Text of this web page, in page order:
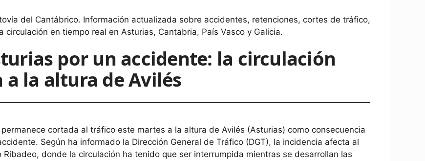
del Cantábrico. Información actualizada sobre accidentes, retenciones, cortes de tráfico,
en tiempo real en Asturias, Cantabria, País Vasco y Galicia.
por un accidente: la circulación
la altura de Avilés
cortada al tráfico este martes a la altura de Avilés (Asturias) como consecuencia
Según ha informado la Dirección General de Tráfico (DGT), la incidencia afecta al
Ribadeo, donde la circulación ha tenido que ser interrumpida mientras se desarrollan las